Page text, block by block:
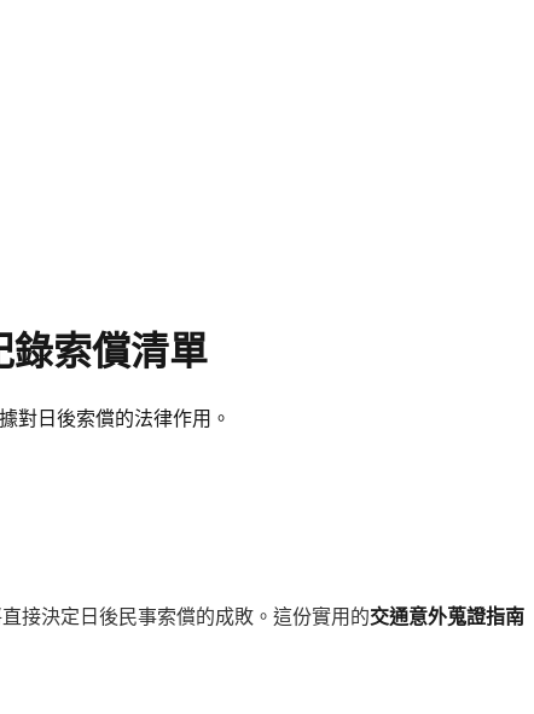
錄索償清單
對日後索償的法律作用。
接決定日後民事索償的成敗。這份實用的交通意外蒐證指南